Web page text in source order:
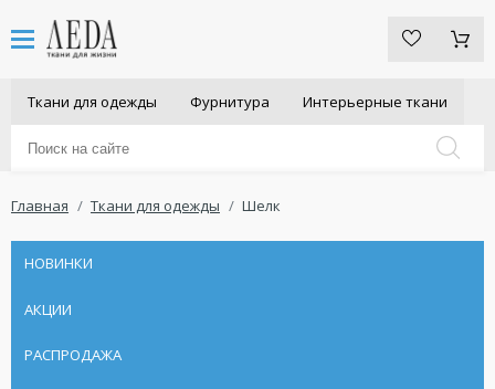
Ткани для одежды Фурнитура Интерьерные ткани
Главная Ткани для одежды Шелк
НОВИНКИ
АКЦИИ
РАСПРОДАЖА